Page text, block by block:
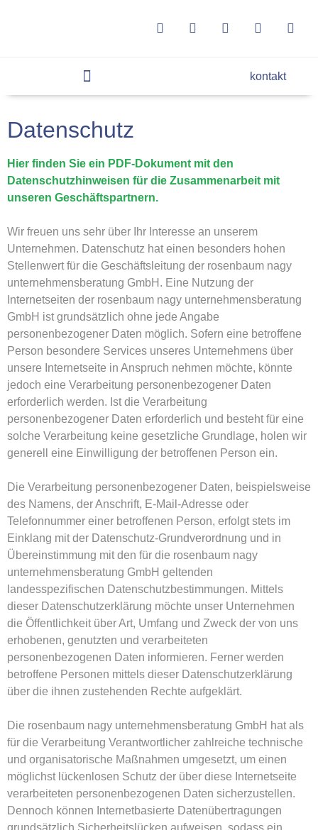
kontakt
Datenschutz
Hier finden Sie ein PDF-Dokument mit den
Datenschutzhinweisen für die Zusammenarbeit mit
unseren Geschäftspartnern.
Wir freuen uns sehr über Ihr Interesse an unserem
Unternehmen. Datenschutz hat einen besonders hohen
Stellenwert für die Geschäftsleitung der rosenbaum nagy
unternehmensberatung GmbH. Eine Nutzung der
Internetseiten der rosenbaum nagy unternehmensberatung
GmbH ist grundsätzlich ohne jede Angabe
personenbezogener Daten möglich. Sofern eine betroffene
Person besondere Services unseres Unternehmens über
unsere Internetseite in Anspruch nehmen möchte, könnte
jedoch eine Verarbeitung personenbezogener Daten
erforderlich werden. Ist die Verarbeitung
personenbezogener Daten erforderlich und besteht für eine
solche Verarbeitung keine gesetzliche Grundlage, holen wir
generell eine Einwilligung der betroffenen Person ein.
Die Verarbeitung personenbezogener Daten, beispielsweise
des Namens, der Anschrift, E-Mail-Adresse oder
Telefonnummer einer betroffenen Person, erfolgt stets im
Einklang mit der Datenschutz-Grundverordnung und in
Übereinstimmung mit den für die rosenbaum nagy
unternehmensberatung GmbH geltenden
landesspezifischen Datenschutzbestimmungen. Mittels
dieser Datenschutzerklärung möchte unser Unternehmen
die Öffentlichkeit über Art, Umfang und Zweck der von uns
erhobenen, genutzten und verarbeiteten
personenbezogenen Daten informieren. Ferner werden
betroffene Personen mittels dieser Datenschutzerklärung
über die ihnen zustehenden Rechte aufgeklärt.
Die rosenbaum nagy unternehmensberatung GmbH hat als
für die Verarbeitung Verantwortlicher zahlreiche technische
und organisatorische Maßnahmen umgesetzt, um einen
möglichst lückenlosen Schutz der über diese Internetseite
verarbeiteten personenbezogenen Daten sicherzustellen.
Dennoch können Internetbasierte Datenübertragungen
grundsätzlich Sicherheitslücken aufweisen, sodass ein